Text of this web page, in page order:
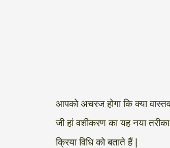
आपको अचरज होगा कि क्या
जी हां वशीकरण का यह नया
क्रिया विधि को बताते हैं |